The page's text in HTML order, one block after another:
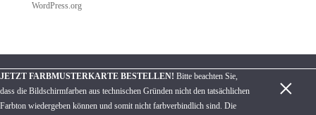
WordPress.org
JETZT FARBMUSTERKARTE BESTELLEN! Bitte beachten Sie,
dass die Bildschirmfarben aus technischen Gründen nicht den tatsächlichen
Farbton wiedergeben können und somit nicht farbverbindlich sind. Die
×